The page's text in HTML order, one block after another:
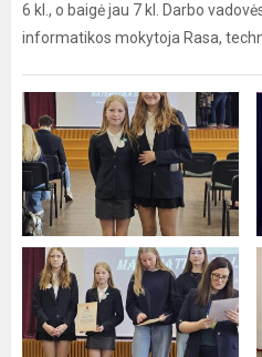
6 kl., o baigė jau 7 kl. Darbo
informatikos mokytoja Rasa,